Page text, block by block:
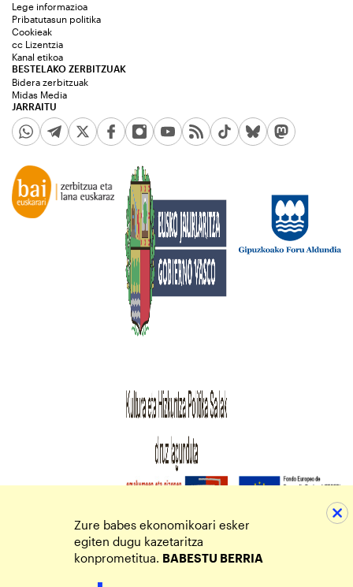
JARRAITU
Lege informazioa
Pribatutasun politika
Cookieak
cc Lizentzia
Kanal etikoa
BESTELAKO ZERBITZUAK
Bidera zerbitzuak
Midas Media
Zure babes ekonomikoari esker
egiten dugu kazetaritza
konprometitua. BABESTU BERRIA